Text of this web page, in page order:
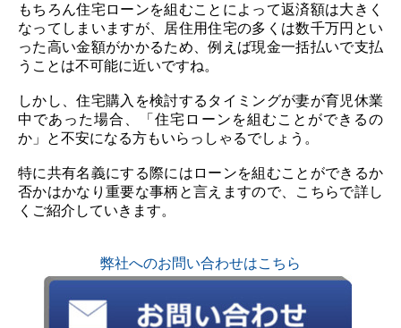
もちろん住宅ローンを組むことによって返済額は大きく
なってしまいますが、居住用住宅の多くは数千万円とい
った高い金額がかかるため、例えば現金一括払いで支払
うことは不可能に近いですね。
しかし、住宅購入を検討するタイミングが妻が育児休業
中であった場合、「住宅ローンを組むことができるの
か」と不安になる方もいらっしゃるでしょう。
特に共有名義にする際にはローンを組むことができるか
否かはかなり重要な事柄と言えますので、こちらで詳し
くご紹介していきます。
弊社へのお問い合わせはこちら